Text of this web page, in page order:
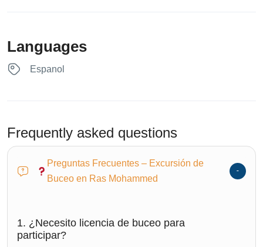
Languages
Espanol
Frequently asked questions
Preguntas Frecuentes – Excursión de
Buceo en Ras Mohammed
1. ¿Necesito licencia de buceo para
participar?